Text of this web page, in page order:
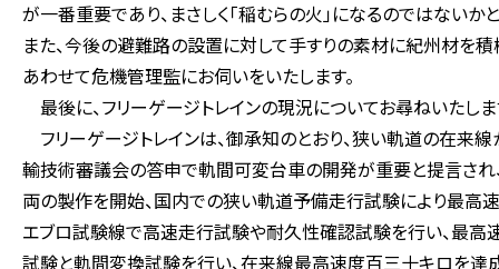
が一番重要であり、まさしく「稲むらの火」になるのではない
また、今後の避難路の設置に対して手すりの素材に紀州材を
あわせて危機管理監にお伺いをいたします。
最後に、フリーゲージトレインの現況についてお尋ねいたしま
フリーゲージトレインは、御承知のとおり、狭い軌道の在来
輸技術審議会の答申で軌間可変台車の開発が重要と提言さ
両の製作を開始、国内での狭い軌道予備走行試験により最高
エブロ試験線で高速走行試験や耐久性確認試験を行い、最
試験と軌間変換試験を行い、在来線最高速度百三十キロを達